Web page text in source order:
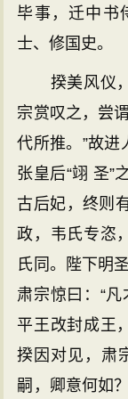
毕事，迁中书
士、修国史。
揆美风仪，
宗赏叹之，尝
代所推。”故进
张皇后“翊 圣”
古后妃，终则
政，韦氏专恣
氏同。陛下明
肃宗惊曰：“
平王改封成王
揆因对见，肃
嗣，卿意何如